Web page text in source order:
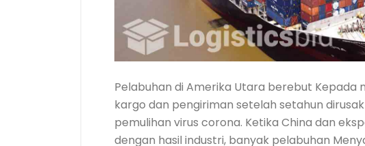
Pelabuhan di Amerika Utara berebut Kepada
kargo dan pengiriman setelah setahun
pemulihan virus corona. Ketika China dan
dengan hasil industri, banyak pelabuhan